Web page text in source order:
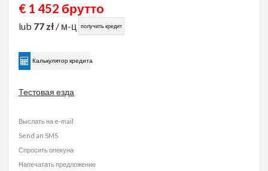
€ 1 452 брутто
lub 77 zł / м-ц получить кредит
Калькулятор кредита
Тестовая езда
Выслать на e-mail
Send an SMS
Спросить опекуна
Напечатать предложение